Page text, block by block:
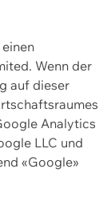
Wenn der
auf dieser
Analytics
LLC und
«Google»